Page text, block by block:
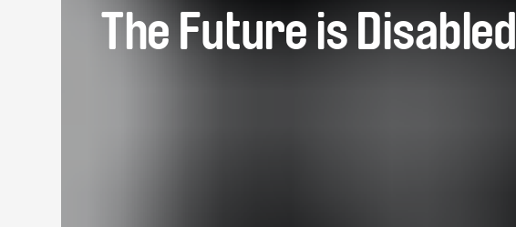
The Future is Disabled